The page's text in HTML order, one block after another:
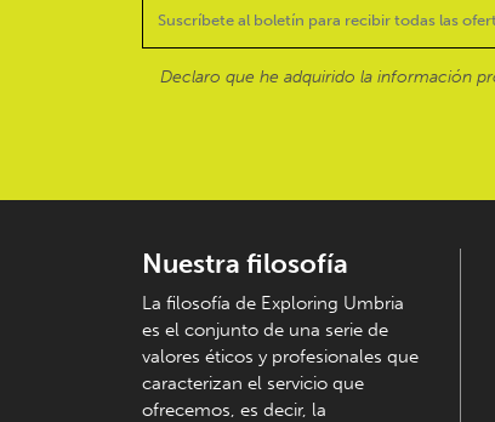
Declaro que he adquirido la información
Nuestra filosofía
La filosofía de Exploring Umbria
es el conjunto de una serie de
valores éticos y profesionales que
caracterizan el servicio que
ofrecemos, es decir, la